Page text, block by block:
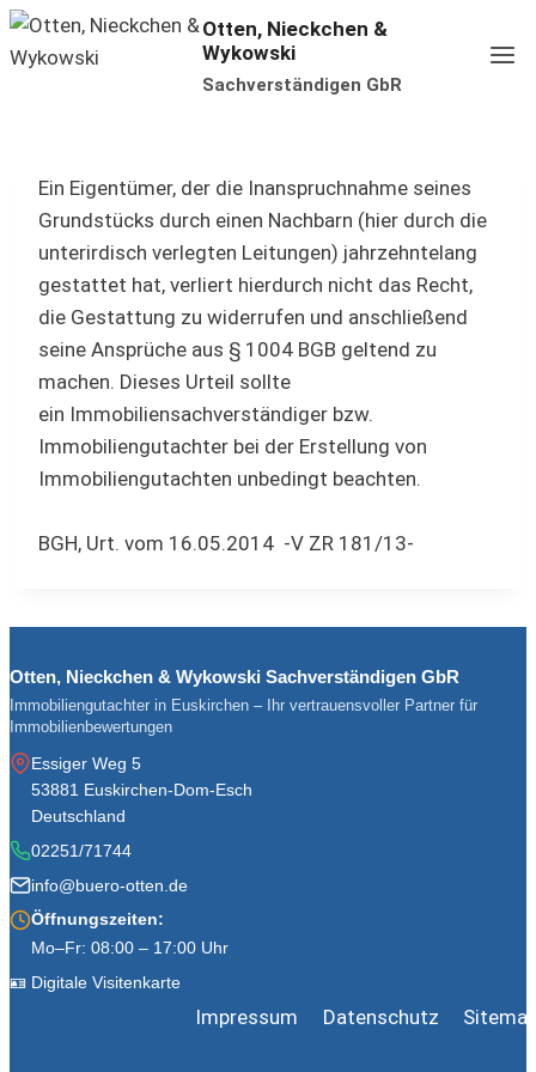
Zum
Inhalt
Otten, Nieckchen &
Wykowski
Sachverständigen GbR
Ein Eigentümer, der die Inanspruchnahme seines
Grundstücks durch einen Nachbarn (hier durch die
unterirdisch verlegten Leitungen) jahrzehntelang
gestattet hat, verliert hierdurch nicht das Recht,
die Gestattung zu widerrufen und anschließend
seine Ansprüche aus § 1004 BGB geltend zu
machen. Dieses Urteil sollte
ein Immobiliensachverständiger bzw.
Immobiliengutachter bei der Erstellung von
Immobiliengutachten unbedingt beachten.
BGH, Urt. vom 16.05.2014 -V ZR 181/13-
Otten, Nieckchen & Wykowski Sachverständigen GbR
Immobiliengutachter in Euskirchen – Ihr vertrauensvoller Partner für
Immobilienbewertungen
Essiger Weg 5
53881 Euskirchen-Dom-Esch
Deutschland
02251/71744
info@buero-otten.de
Öffnungszeiten:
Mo–Fr: 08:00 – 17:00 Uhr
🪪 Digitale Visitenkarte
Impressum Datenschutz